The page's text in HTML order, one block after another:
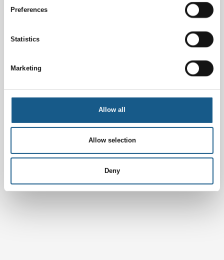
Preferences
Statistics
Marketing
Allow all
Allow selection
Deny